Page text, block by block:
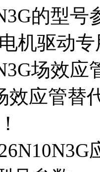
的型号
机驱动
场效应
效应管替